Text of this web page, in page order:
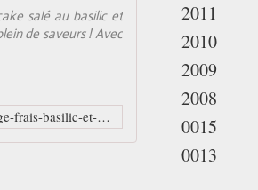
salé au basilic et
de saveurs ! Avec
https://www.ptitchef.com/recettes/entree/cheesecake-sale-au-fromage-frais-basilic-et-tomates-cerises-fid-1597069
2011
2010
2009
2008
0015
0013